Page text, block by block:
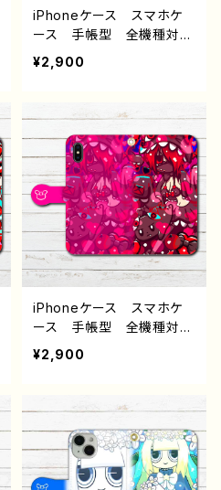
dnight cat 作：プラネ
タイトル：midnight cat
iPhoneケース スマホケ
ース 手帳型 全機種対
応 イラスト 可愛い女の
子 おしゃれ服 かっこい
いい ゆるかわ ゆるい
キャラクター レディース
女子 iPhone15/14/13/12
AQUOS sense 4 5 6
Xperia Googlepixel A
ndroid アンドロイド ケ
ース 個性的 おすすめ
病みかわいい メンヘラ
ヤンデレ ピアス 人気
イラストレーター クリエイ
ター 絵師 グッズ タイ
作：プラネ
¥2,900
iPhoneケース スマホケ
ース 手帳型 全機種対
応 イラスト 可愛い女の
子 おしゃれ服 かっこい
いい ゆるかわ ゆるい
オリジナルキャラクター レ
ディース 女子 iPhone1
5/14/13/12/11 AQUOS
¥2,900